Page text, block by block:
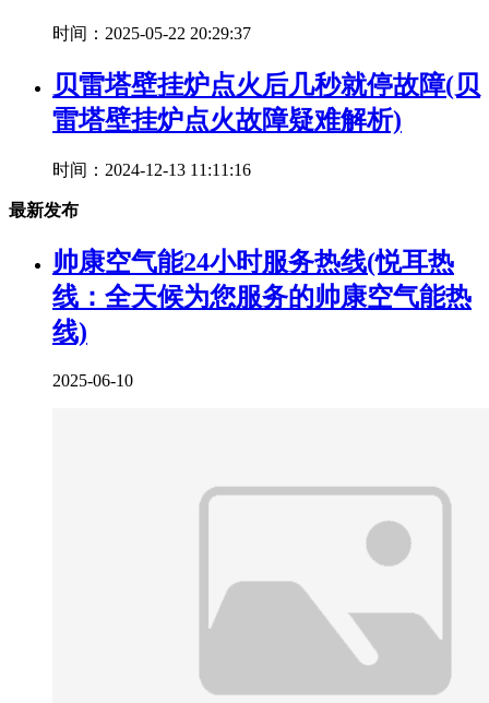
时间：2025-05-22 20:29:37
贝雷塔壁挂炉点火后几秒就停故障(贝
雷塔壁挂炉点火故障疑难解析)
时间：2024-12-13 11:11:16
最新发布
帅康空气能24小时服务热线(悦耳热
线：全天候为您服务的帅康空气能热
线)
2025-06-10